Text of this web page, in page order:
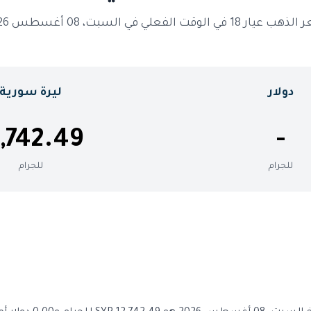
18 في الوقت الفعلي في السبت، 08 أغسطس 2026
دولار ليرة سورية
-
للجرام للجرام